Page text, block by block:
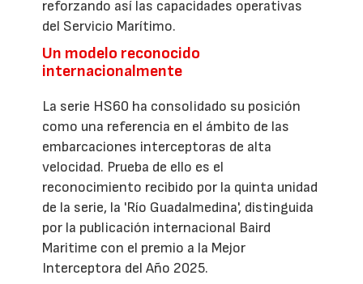
reforzando así las capacidades operativas
del Servicio Marítimo.
Un modelo reconocido
internacionalmente
La serie HS60 ha consolidado su posición
como una referencia en el ámbito de las
embarcaciones interceptoras de alta
velocidad. Prueba de ello es el
reconocimiento recibido por la quinta unidad
de la serie, la 'Río Guadalmedina', distinguida
por la publicación internacional Baird
Maritime con el premio a la Mejor
Interceptora del Año 2025.